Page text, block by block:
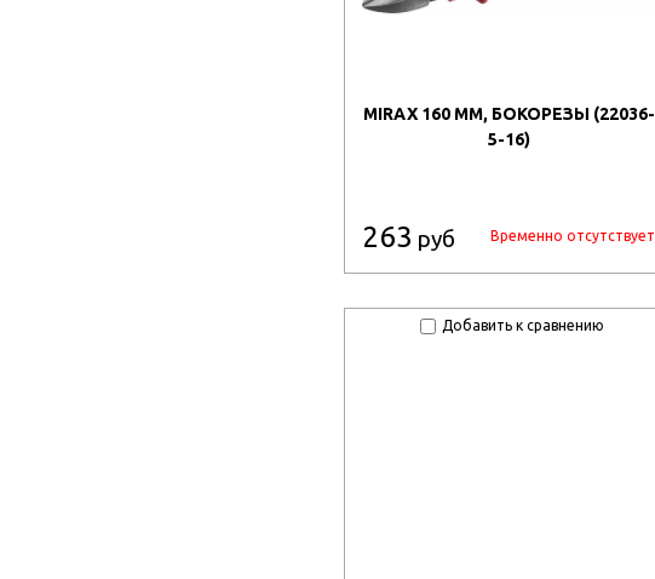
MIRAX 160 ММ, БОКОРЕЗЫ (22036-
5-16)
263 руб Временно отсутствует
Добавить к сравнению